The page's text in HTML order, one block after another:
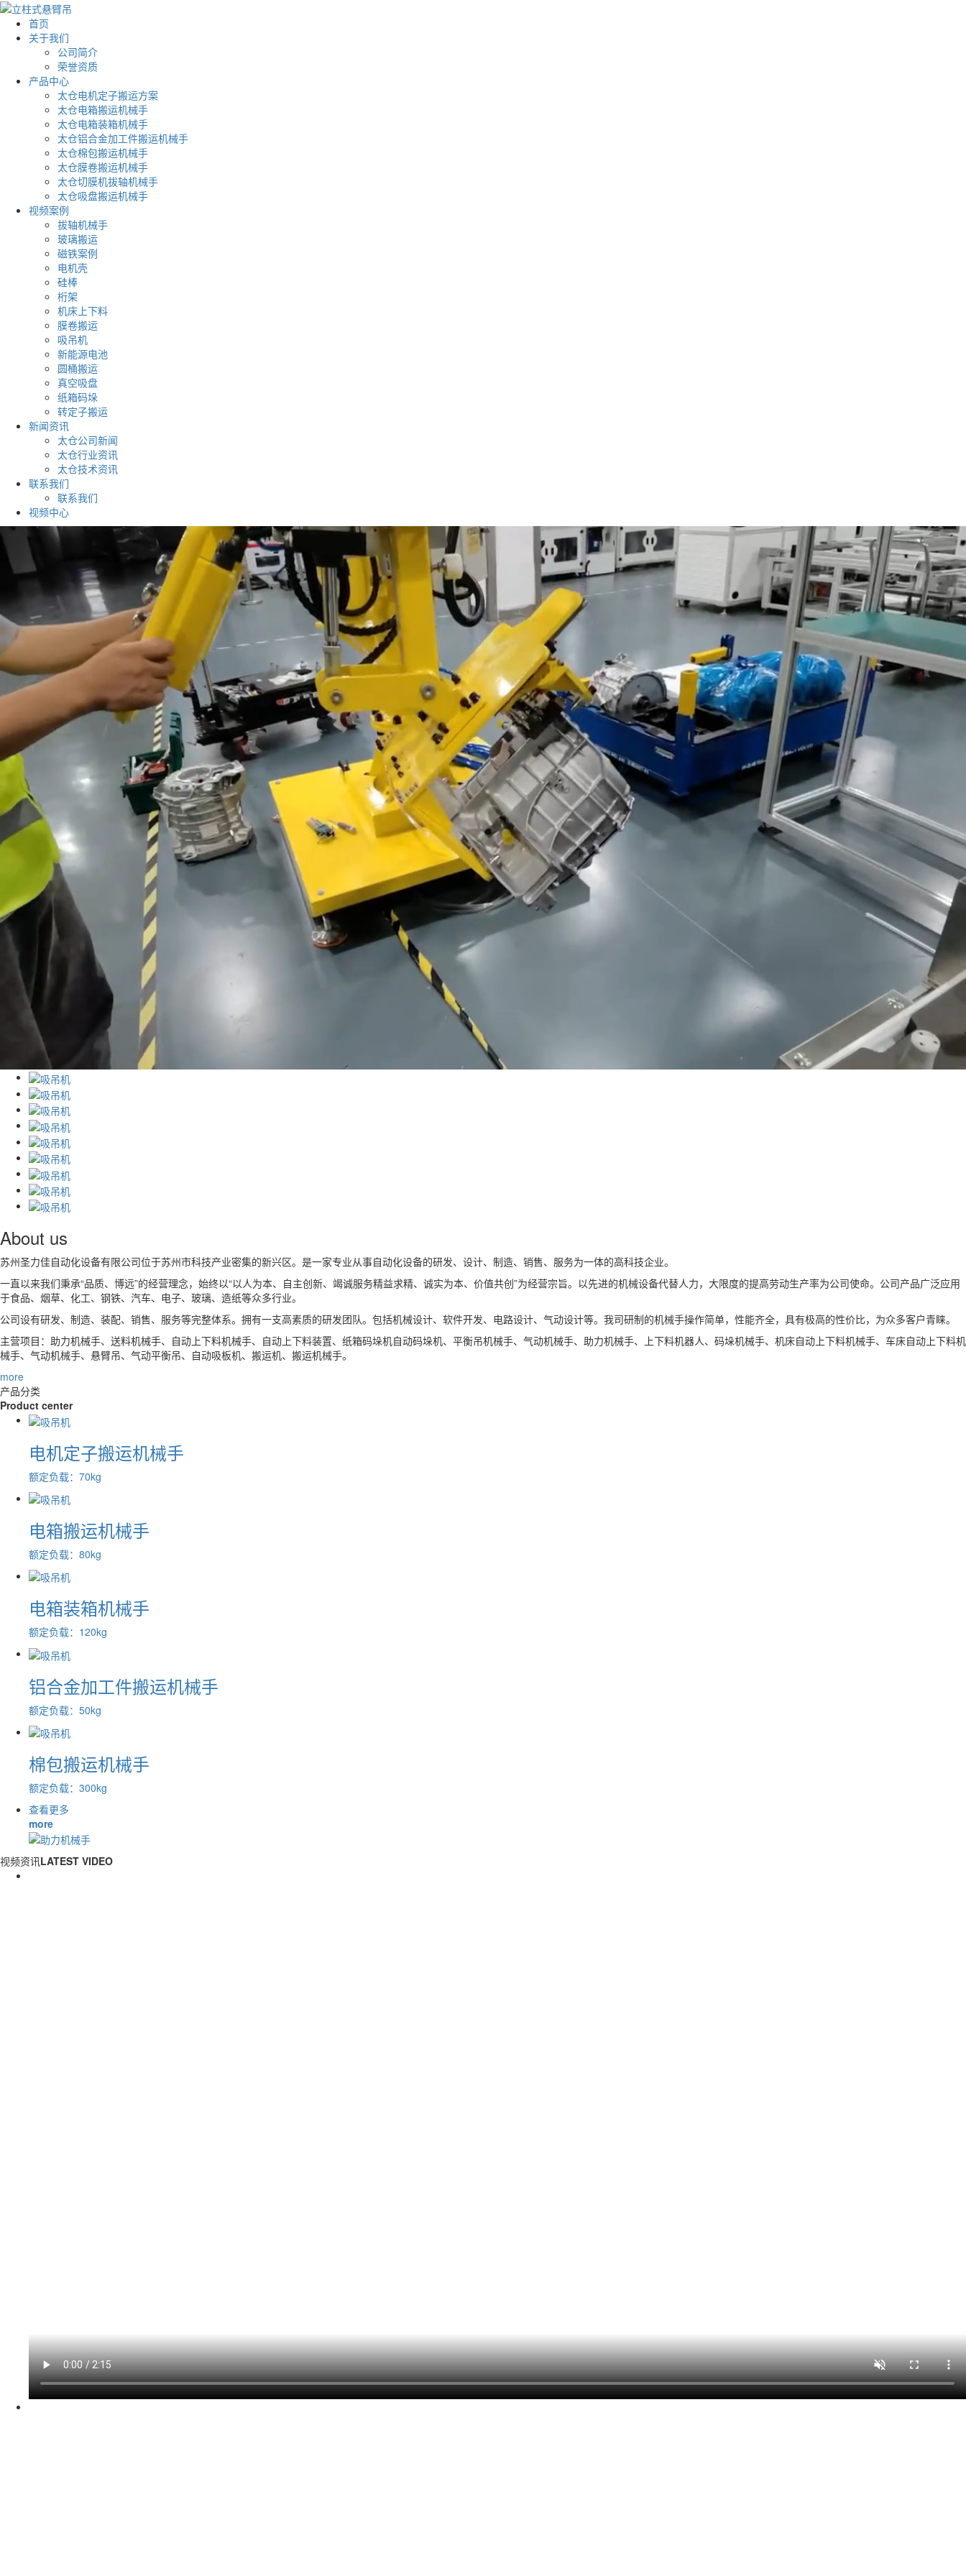
首页
关于我们
公司简介
荣誉资质
产品中心
太仓电机定子搬运方案
太仓电箱搬运机械手
太仓电箱装箱机械手
太仓铝合金加工件搬运机械手
太仓棉包搬运机械手
太仓膜卷搬运机械手
太仓切膜机拔轴机械手
太仓吸盘搬运机械手
视频案例
拔轴机械手
玻璃搬运
磁铁案例
电机壳
硅棒
桁架
机床上下料
膜卷搬运
吸吊机
新能源电池
圆桶搬运
真空吸盘
纸箱码垛
转定子搬运
新闻资讯
太仓公司新闻
太仓行业资讯
太仓技术资讯
联系我们
联系我们
视频中心
About us
苏州圣力佳自动化设备有限公司位于苏州市科技产业密集的新兴区。是一家专业从事自动化设备的研发、设计、制造、销售、服务为一体的高科技企业。
一直以来我们秉承“品质、博远”的经营理念，始终以“以人为本、自主创新、竭诚服务精益求精、诚实为本、价值共创”为经营宗旨。以先进的机械设备代替人力，大限度的提高劳动生产率为公司使命。公司产品广泛应用
于食品、烟草、化工、钢铁、汽车、电子、玻璃、造纸等众多行业。
公司设有研发、制造、装配、销售、服务等完整体系。拥有一支高素质的研发团队。包括机械设计、软件开发、电路设计、气动设计等。我司研制的机械手操作简单，性能齐全，具有极高的性价比，为众多客户青睐。
主营项目：助力机械手、送料机械手、自动上下料机械手、自动上下料装置、纸箱码垛机自动码垛机、平衡吊机械手、气动机械手、助力机械手、上下料机器人、码垛机械手、机床自动上下料机械手、车床自动上下料机
械手、气动机械手、悬臂吊、气动平衡吊、自动吸板机、搬运机、搬运机械手。
more
产品分类
Product center
电机定子搬运机械手
额定负载：70kg
电箱搬运机械手
额定负载：80kg
电箱装箱机械手
额定负载：120kg
铝合金加工件搬运机械手
额定负载：50kg
棉包搬运机械手
额定负载：300kg
查看更多
more
视频资讯LATEST VIDEO